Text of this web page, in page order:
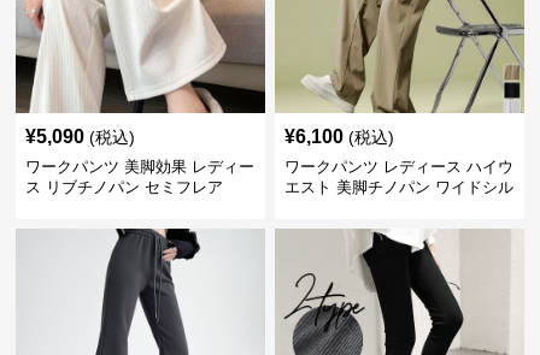
¥5,090 (税込)
ワークパンツ 美脚効果 レディー
ス リブチノパン セミフレア
¥6,100 (税込)
ワークパンツ レディース ハイウ
エスト 美脚チノパン ワイドシル